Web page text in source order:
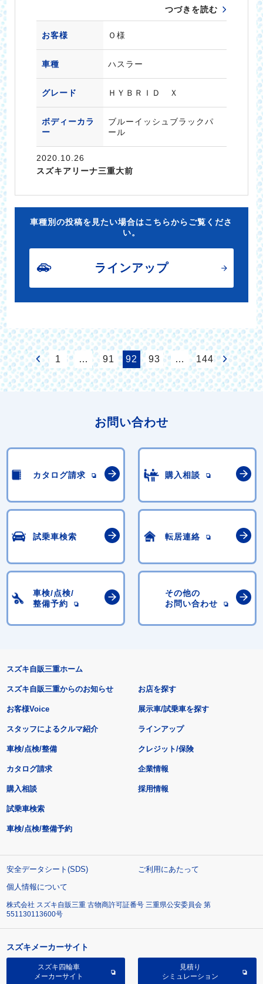
つづきを読む
お客様 Ｏ様
車種 ハスラー
グレード ＨＹＢＲＩＤ Ｘ
ボディーカラ
ー
ブルーイッシュブラックパ
ール
2020.10.26
スズキアリーナ三重大前
車種別の投稿を見たい場合はこちらからご覧くださ
い。
ラインアップ
1 … 91 92 93 … 144
お問い合わせ
カタログ請求 購入相談
試乗車検索 転居連絡
車検/点検/
整備予約
その他の
お問い合わせ
スズキ自販三重ホーム
スズキ自販三重からのお知らせ
お客様Voice
スタッフによるクルマ紹介
お店を探す
展示車/試乗車を探す
ラインアップ
車検/点検/整備 クレジット/保険
カタログ請求
購入相談
試乗車検索
車検/点検/整備予約
企業情報
採用情報
安全データシート(SDS)
ご利用にあたって
個人情報について
株式会社 スズキ自販三重 古物商許可証番号 三重県公安委員会 第
551130113600号
スズキメーカーサイト
スズキ四輪車
メーカーサイト
見積り
シミュレーション